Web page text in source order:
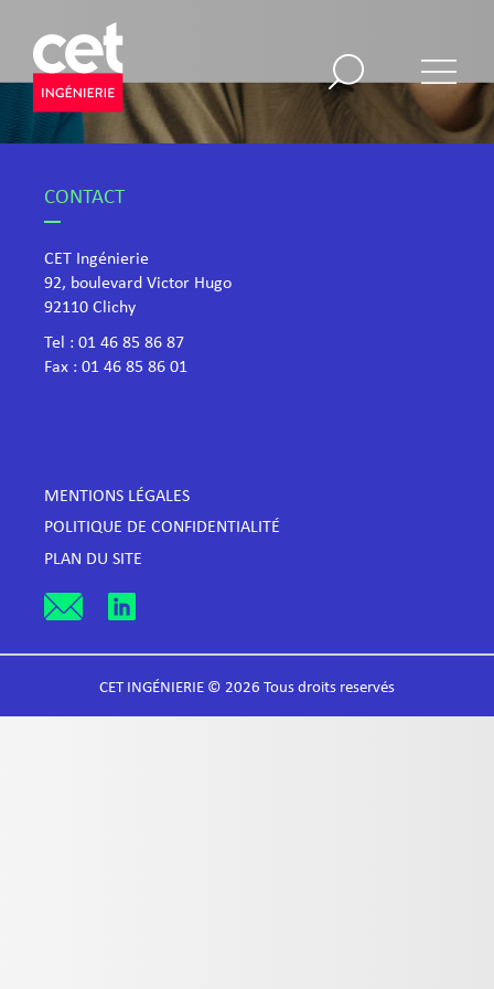
CONTACT
CET Ingénierie
92, boulevard Victor Hugo
​92110 Clichy
Tel : 01 46 85 86 87
Fax : 01 46 85 86 01
MENTIONS LÉGALES
POLITIQUE DE CONFIDENTIALITÉ
PLAN DU SITE
CET INGÉNIERIE © 2026 Tous droits reservés